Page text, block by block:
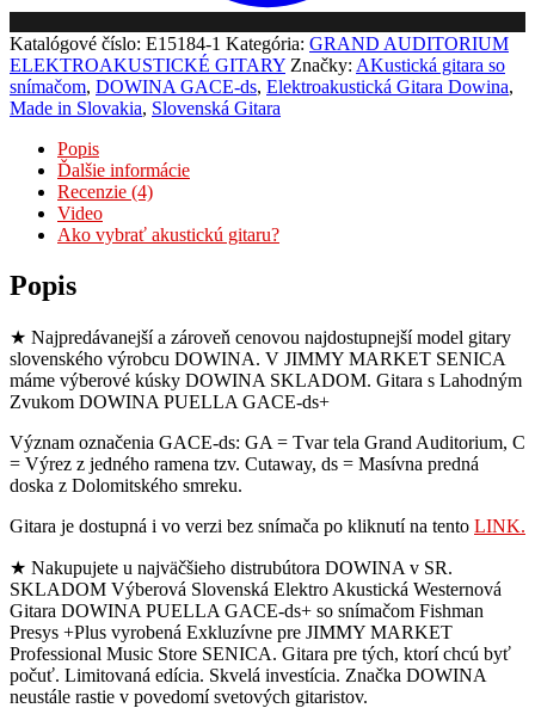
Katalógové číslo: E15184-1 Kategória: GRAND AUDITORIUM
ELEKTROAKUSTICKÉ GITARY Značky: AKustická gitara so
snímačom, DOWINA GACE-ds, Elektroakustická Gitara Dowina,
Made in Slovakia, Slovenská Gitara
Popis
Ďalšie informácie
Recenzie (4)
Video
Ako vybrať akustickú gitaru?
Popis
★ Najpredávanejší a zároveň cenovou najdostupnejší model gitary
slovenského výrobcu DOWINA. V JIMMY MARKET SENICA
máme výberové kúsky DOWINA SKLADOM. Gitara s Lahodným
Zvukom DOWINA PUELLA GACE-ds+
Význam označenia GACE-ds: GA = Tvar tela Grand Auditorium, C
= Výrez z jedného ramena tzv. Cutaway, ds = Masívna predná
doska z Dolomitského smreku.
Gitara je dostupná i vo verzi bez snímača po kliknutí na tento LINK.
★ Nakupujete u najväčšieho distrubútora DOWINA v SR.
SKLADOM Výberová Slovenská Elektro Akustická Westernová
Gitara DOWINA PUELLA GACE-ds+ so snímačom Fishman
Presys +Plus vyrobená Exkluzívne pre JIMMY MARKET
Professional Music Store SENICA. Gitara pre tých, ktorí chcú byť
počuť. Limitovaná edícia. Skvelá investícia. Značka DOWINA
neustále rastie v povedomí svetových gitaristov.